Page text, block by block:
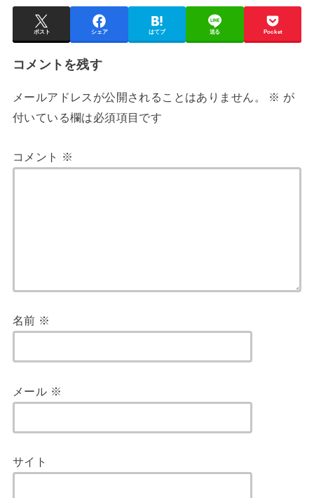
ポスト シェア はてブ 送る Pocket
コメントを残す
メールアドレスが公開されることはありません。 ※ が
付いている欄は必須項目です
コメント ※
名前 ※
メール ※
サイト